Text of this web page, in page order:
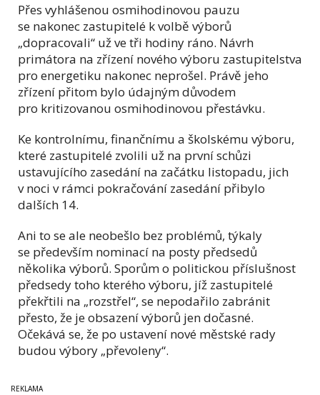
Přes vyhlášenou osmihodinovou pauzu
se nakonec zastupitelé k volbě výborů
„dopracovali“ už ve tři hodiny ráno. Návrh
primátora na zřízení nového výboru zastupitelstva
pro energetiku nakonec neprošel. Právě jeho
zřízení přitom bylo údajným důvodem
pro kritizovanou osmihodinovou přestávku.
Ke kontrolnímu, finančnímu a školskému výboru,
které zastupitelé zvolili už na první schůzi
ustavujícího zasedání na začátku listopadu, jich
v noci v rámci pokračování zasedání přibylo
dalších 14.
Ani to se ale neobešlo bez problémů, týkaly
se především nominací na posty předsedů
několika výborů. Sporům o politickou příslušnost
předsedy toho kterého výboru, jíž zastupitelé
překřtili na „rozstřel“, se nepodařilo zabránit
přesto, že je obsazení výborů jen dočasné.
Očekává se, že po ustavení nové městské rady
budou výbory „převoleny“.